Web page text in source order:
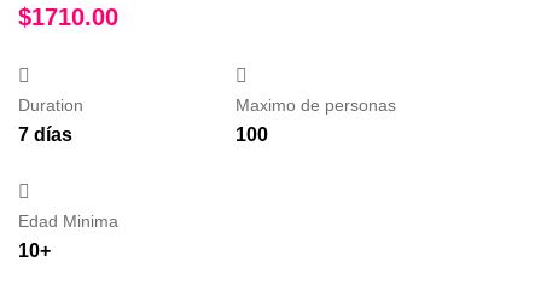
$1710.00
Duration
7 días
Maximo de personas
100
Edad Minima
10+